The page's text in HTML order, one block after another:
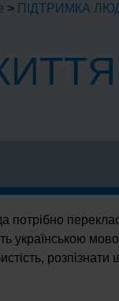
> ПІДТРИМКА
потрібно
українською
розпізнати